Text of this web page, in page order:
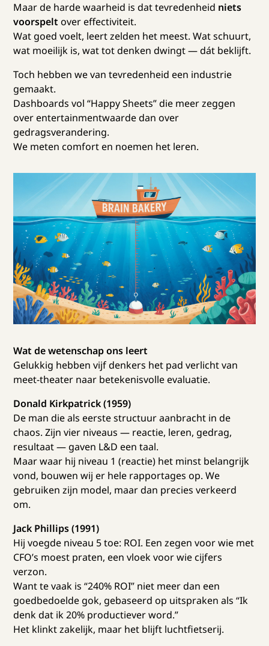
Maar de harde waarheid is dat tevredenheid niets
voorspeltover effectiviteit.
Wat goed voelt, leert zelden het meest. Wat schuurt,
wat moeilijk is, wat tot denken dwingt — dát beklijft.
Toch hebben we van tevredenheid een industrie
gemaakt.
Dashboards vol “Happy Sheets” die meer zeggen
over entertainmentwaarde dan over
gedragsverandering.
We meten comfort en noemen het leren.
Wat de wetenschap ons leert
Gelukkig hebben vijf denkers het pad verlicht van
meet-theater naar betekenisvolle evaluatie.
Donald Kirkpatrick (1959)
De man die als eerste structuur aanbracht in de
chaos. Zijn vier niveaus — reactie, leren, gedrag,
resultaat — gaven L&D een taal.
Maar waar hij niveau 1 (reactie) het minst belangrijk
vond, bouwen wij er hele rapportages op. We
gebruiken zijn model, maar dan precies verkeerd
om.
Jack Phillips (1991)
Hij voegde niveau 5 toe: ROI. Een zegen voor wie met
CFO’s moest praten, een vloek voor wie cijfers
verzon.
Want te vaak is “240% ROI” niet meer dan een
goedbedoelde gok, gebaseerd op uitspraken als “Ik
denk dat ik 20% productiever word.”
Het klinkt zakelijk, maar het blijft luchtfietserij.